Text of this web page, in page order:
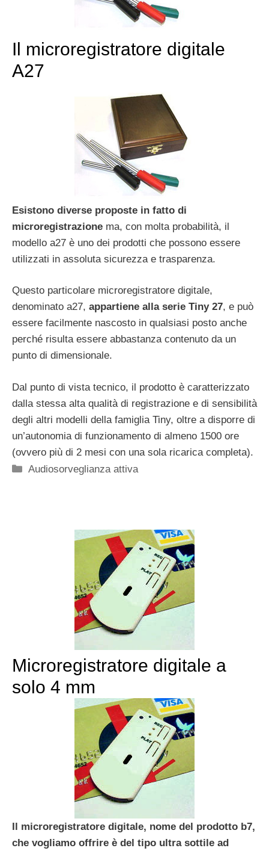
Il microregistratore digitale
A27
Esistono diverse proposte in fatto di
microregistrazione ma, con molta probabilità, il
modello a27 è uno dei prodotti che possono essere
utilizzati in assoluta sicurezza e trasparenza.
Questo particolare microregistratore digitale,
denominato a27, appartiene alla serie Tiny 27, e può
essere facilmente nascosto in qualsiasi posto anche
perché risulta essere abbastanza contenuto da un
punto di dimensionale.
Dal punto di vista tecnico, il prodotto è caratterizzato
dalla stessa alta qualità di registrazione e di sensibilità
degli altri modelli della famiglia Tiny, oltre a disporre di
un’autonomia di funzionamento di almeno 1500 ore
(ovvero più di 2 mesi con una sola ricarica completa).
Categorie
Audiosorveglianza attiva
Microregistratore digitale a
solo 4 mm
Il microregistratore digitale, nome del prodotto b7,
che vogliamo offrire è del tipo ultra sottile ad